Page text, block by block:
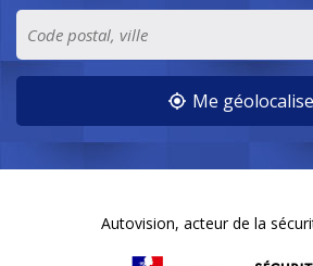
Me
Autovision, acteur de la